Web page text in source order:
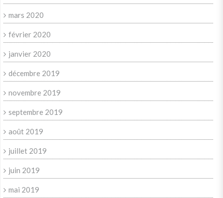
mars 2020
février 2020
janvier 2020
décembre 2019
novembre 2019
septembre 2019
août 2019
juillet 2019
juin 2019
mai 2019